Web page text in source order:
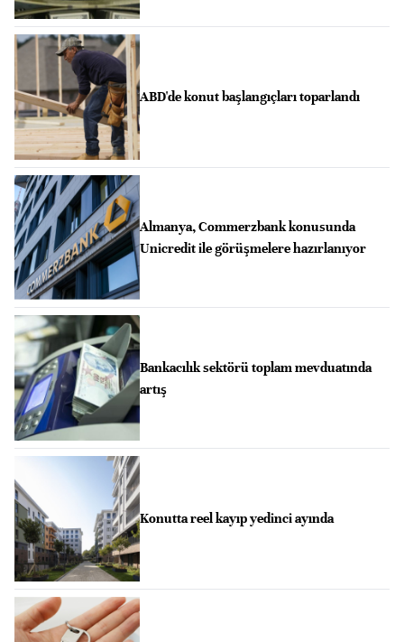
ABD'de konut başlangıçları toparlandı
Almanya, Commerzbank konusunda
Unicredit ile görüşmelere hazırlanıyor
Bankacılık sektörü toplam mevduatında
artış
Konutta reel kayıp yedinci ayında